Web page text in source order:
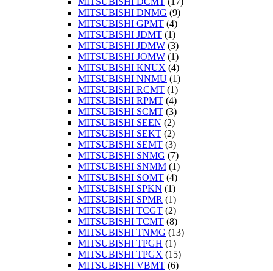
MITSUBISHI DNMG (9)
MITSUBISHI GPMT (4)
MITSUBISHI JDMT (1)
MITSUBISHI JDMW (3)
MITSUBISHI JOMW (1)
MITSUBISHI KNUX (4)
MITSUBISHI NNMU (1)
MITSUBISHI RCMT (1)
MITSUBISHI RPMT (4)
MITSUBISHI SCMT (3)
MITSUBISHI SEEN (2)
MITSUBISHI SEKT (2)
MITSUBISHI SEMT (3)
MITSUBISHI SNMG (7)
MITSUBISHI SNMM (1)
MITSUBISHI SOMT (4)
MITSUBISHI SPKN (1)
MITSUBISHI SPMR (1)
MITSUBISHI TCGT (2)
MITSUBISHI TCMT (8)
MITSUBISHI TNMG (13)
MITSUBISHI TPGH (1)
MITSUBISHI TPGX (15)
MITSUBISHI VBMT (6)